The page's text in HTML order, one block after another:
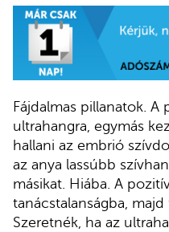
Fájdalmas pillanatok.
ultrahangra, egymás
hallani az embrió
az anya lassúbb
másikat. Hiába. A
tanácstalanságba,
Szeretnék, ha az